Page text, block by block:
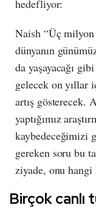
hedefliyor:
Naish “Üç milyon
dünyanın
da yaşayacağı
gelecek on yıllar
artış gösterecek.
yaptığımız
kaybedeceğimizi
gereken soru bu
ziyade, onu hangi
Birçok canlı